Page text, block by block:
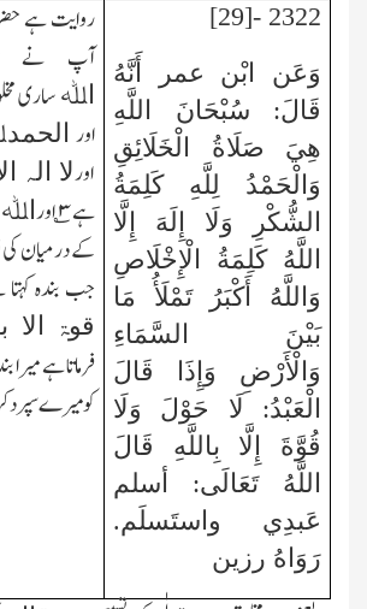
2322 -[29]
وَعَن ابْن عمر أَنَّهُ
قَالَ: سُبْحَانَ اللَّهِ
هِيَ صَلَاةُ الْخَلَائِقِ
وَالْحَمْدُ لِلَّهِ كَلِمَةُ
الشُّكْرِ وَلَا إِلَهَ إِلَّا
اللَّهُ كَلِمَةُ الْإِخْلَاصِ
وَاللَّهُ أَكْبَرُ تَمْلَأُ مَا
بَيْنَ السَّمَاءِ
وَالْأَرْضِ وَإِذَا قَالَ
الْعَبْدُ: لَا حَوْلَ وَلَا
قُوَّةَ إِلَّا بِاللَّهِ قَالَ
اللَّهُ تَعَالَى: أسلم
عَبدِي واستَسلَم.
رَوَاهُ رزين
روایت ہے
آپ نے
اﷲ ساری
اور
اورلا الہ
ہے۳؎ اور
کے درمیان کی
جب بندہ
قوۃ الا
فرماتا ہے میرا
کو میرے